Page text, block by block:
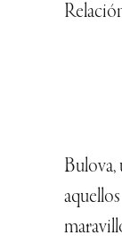
Bulova,
aquellos